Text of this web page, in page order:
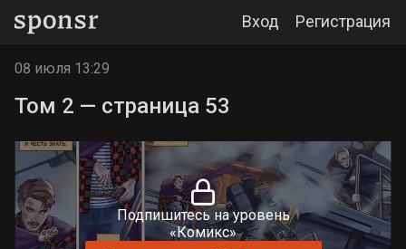
Вход Регистрация
08 июля 13:29
Том 2 — страница 53
Подпишитесь на уровень
«Комикс»